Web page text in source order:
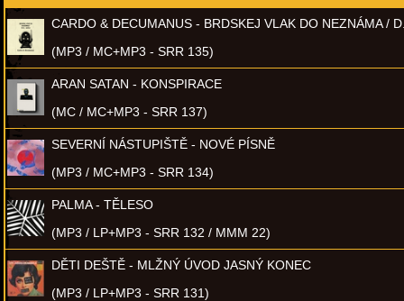
CARDO & DECUMANUS - BRDSKEJ VLAK DO NEZNÁMA /
(MP3 / MC+MP3 - SRR 135)
ARAN SATAN - KONSPIRACE
(MC / MC+MP3 - SRR 137)
SEVERNÍ NÁSTUPIŠTĚ - NOVÉ PÍSNĚ
(MP3 / MC+MP3 - SRR 134)
PALMA - TĚLESO
(MP3 / LP+MP3 - SRR 132 / MMM 22)
DĚTI DEŠTĚ - MLŽNÝ ÚVOD JASNÝ KONEC
(MP3 / LP+MP3 - SRR 131)